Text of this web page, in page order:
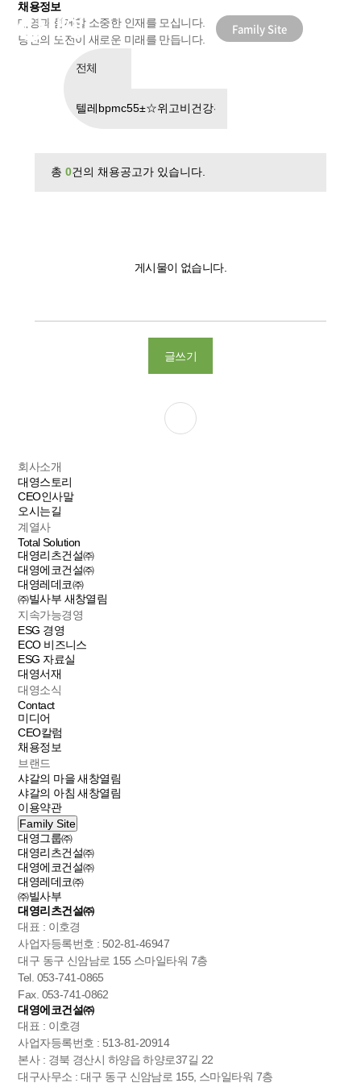
Family Site
채용정보
대영과 함께할 소중한 인재를 모십니다.
당신의 도전이 새로운 미래를 만듭니다.
총 0건의 채용공고가 있습니다.
게시물이 없습니다.
글쓰기
회사소개
대영스토리
CEO인사말
오시는길
계열사
Total Solution
대영리츠건설㈜
대영에코건설㈜
대영레데코㈜
㈜빌사부 새창열림
지속가능경영
ESG 경영
ECO 비즈니스
ESG 자료실
대영서재
대영소식
Contact
미디어
CEO칼럼
채용정보
브랜드
샤갈의 마을새창열림
샤갈의 아침새창열림
이용약관
Family Site
대영그룹㈜
대영리츠건설㈜
대영에코건설㈜
대영레데코㈜
㈜빌사부
대영리츠건설㈜
대표 : 이호경
사업자등록번호 : 502-81-46947
대구 동구 신암남로 155 스마일타워 7층
Tel. 053-741-0865
Fax. 053-741-0862
대영에코건설㈜
대표 : 이호경
사업자등록번호 : 513-81-20914
본사 : 경북 경산시 하양읍 하양로37길 22
대구사무소 : 대구 동구 신암남로 155, 스마일타워 7층